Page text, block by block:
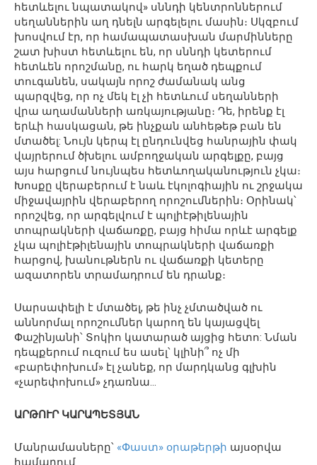
հետևելու նպատակով» սննդի կենտրոններում
սեղաններին աղ դնելն արգելելու մասին։ Սկզբում
խոսվում էր, որ համապատասխան մարմինները
շատ խիստ հետևելու են, որ սննդի կետերում
հետևեն որոշմանը, ու հարկ եղած դեպքում
տուգանեն, սակայն որոշ ժամանակ անց
պարզվեց, որ ոչ մեկ էլ չի հետևում սեղանների
վրա աղամանների առկայությանը։ Դե, իրենք էլ
երևի հասկացան, թե ինչքան անհեթեթ բան են
մտածել: Նույն կերպ էլ ընդունվեց հանրային փակ
վայրերում ծխելու ամբողջական արգելքը, բայց
այս հարցում նույնպես հետևողականություն չկա։
Խոսքը վերաբերում է նաև էկոլոգիային ու շրջակա
միջավայրին վերաբերող որոշումներին։ Օրինակ՝
որոշվեց, որ արգելվում է պոլիէթիլենային
տոպրակների վաճառքը, բայց հիմա որևէ արգելք
չկա պոլիէթիլենային տոպրակների վաճառքի
հարցով, խանութներն ու վաճառքի կետերը
ազատորեն տրամադրում են դրանք։
Սարսափելի է մտածել, թե ինչ չմտածված ու
աննորմալ որոշումներ կարող են կայացվել
Փաշինյանի՝ Տոկիո կատարած այցից հետո: Նման
դեպքերում ուզում ես ասել՝ կլինի՞ ոչ մի
«բարեփոխում» էլ չանեք, որ մարդկանց գլխին
«չարեփոխում» չդառնա…
ԱՐԹՈՒՐ ԿԱՐԱՊԵՏՅԱՆ
Մանրամասները՝ «Փաստ» օրաթերթի այսօրվա
համարում